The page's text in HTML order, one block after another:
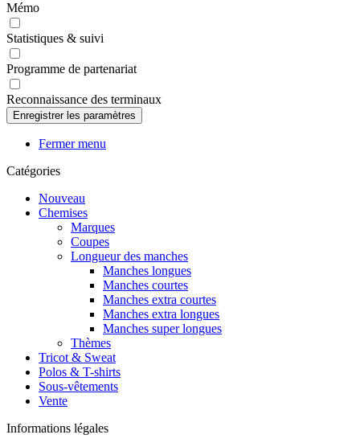
Mémo
Statistiques & suivi
Programme de partenariat
Reconnaissance des terminaux
Fermer menu
Catégories
Nouveau
Chemises
Marques
Coupes
Longueur des manches
Manches longues
Manches courtes
Manches extra courtes
Manches extra longues
Manches super longues
Thèmes
Tricot & Sweat
Polos & T-shirts
Sous-vêtements
Vente
Informations légales